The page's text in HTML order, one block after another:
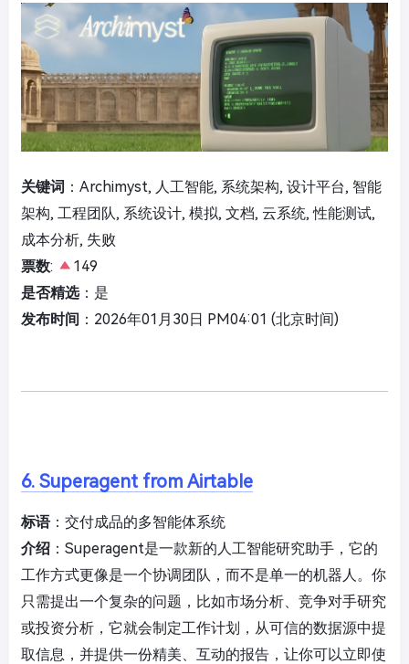
关键词 ：Archimyst, 人工智能, 系统架构, 设计平台, 智能
架构, 工程团队, 系统设计, 模拟, 文档, 云系统, 性能测试,
成本分析, 失败
票数:
149
是否精选：是
发布时间 ：2026年01月30日 PM04:01 (北京时间)
6. Superagent from Airtable
标语：交付成品的多智能体系统
介绍 ：Superagent是一款新的人工智能研究助手，它的
工作方式更像是一个协调团队，而不是单一的机器人。你
只需提出一个复杂的问题，比如市场分析、竞争对手研究
或投资分析，它就会制定工作计划，从可信的数据源中提
取信息，并提供一份精美、互动的报告，让你可以立即使